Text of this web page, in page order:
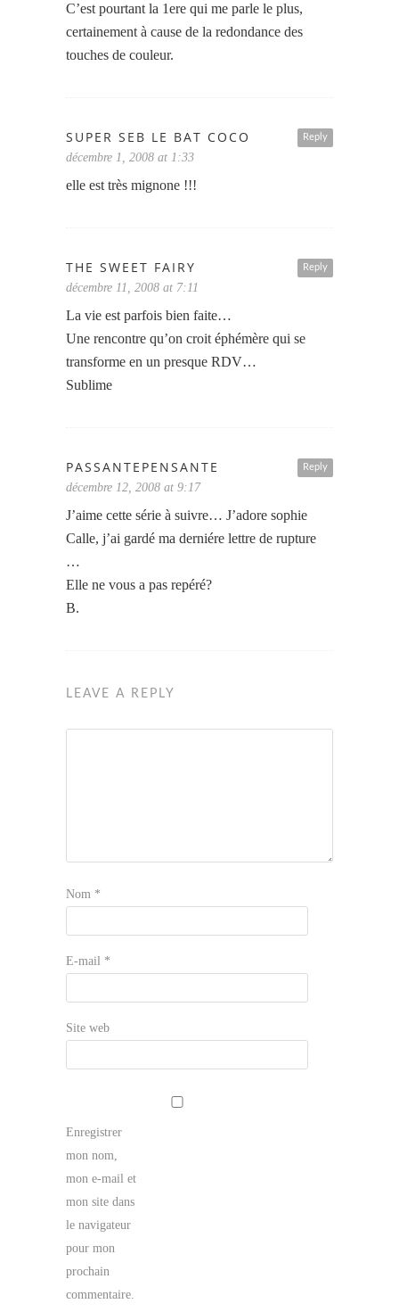
C’est pourtant la 1ere qui me parle le plus,
certainement à cause de la redondance des
touches de couleur.
Reply
SUPER SEB LE BAT COCO
décembre 1, 2008 at 1:33
elle est très mignone !!!
Reply
THE SWEET FAIRY
décembre 11, 2008 at 7:11
La vie est parfois bien faite…
Une rencontre qu’on croit éphémère qui se
transforme en un presque RDV…
Sublime
Reply
PASSANTEPENSANTE
décembre 12, 2008 at 9:17
J’aime cette série à suivre… J’adore sophie
Calle, j’ai gardé ma derniére lettre de rupture
…
Elle ne vous a pas repéré?
B.
LEAVE A REPLY
Nom *
E-mail *
Site web
Enregistrer
mon nom,
mon e-mail et
mon site dans
le navigateur
pour mon
prochain
commentaire.